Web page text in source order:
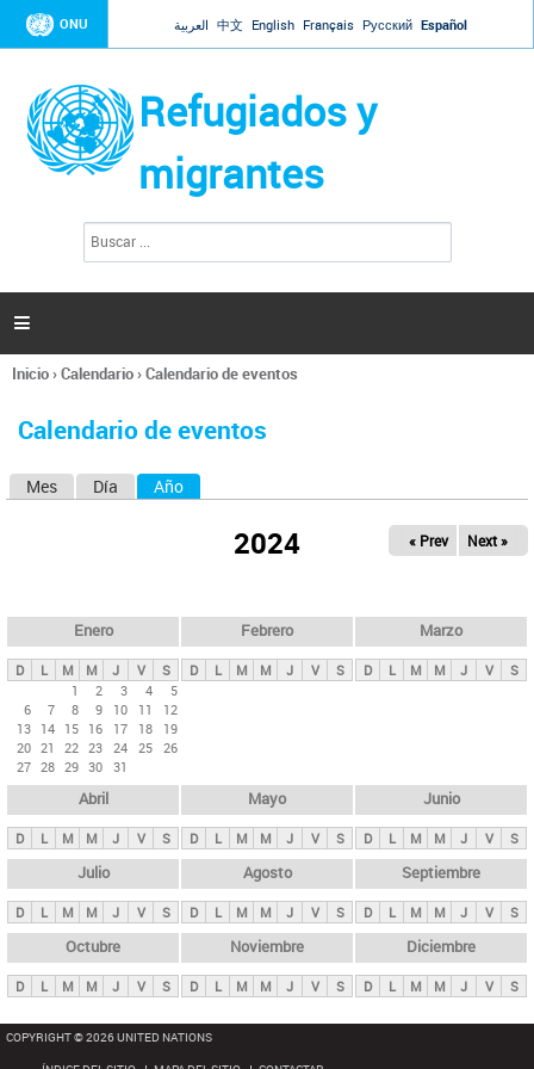
Jump to navigation
ONU العربية 中文 English Français Русский Español
Refugiados y
migrantes
l
d
s

Se
usted
Inicio›Calendario›Calendario de eventos
Calendario de eventos
s
p
n
i
p
a
l
s
Mes Día Año
2024 « Prev Next »
Enero
D L M M J V
S
1
2 3 4
5
6
7 8 9 10 11
12
13 14 15 16 17 18
19
20 21 22 23 24 25 26
27 28 29 30 31
Febrero
D L M M J V S
Marzo
D L M M J V S
Abril
D L M M J V S
Mayo
D L M M J V S
Junio
D L M M J V S
Julio
D L M M J V S
Agosto
D L M M J V S
Septiembre
D L M M J V S
Octubre
D L M M J V S
Noviembre
D L M M J V S
Diciembre
D L M M J V S
COPYRIGHT © 2026 UNITED NATIONS